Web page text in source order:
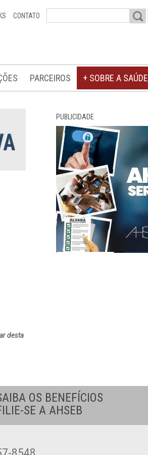
CONTATO
PARCEIROS + SOBRE A SAÚDE
desta
PUBLICIDADE
OS BENEFÍCIOS
SE A AHSEB